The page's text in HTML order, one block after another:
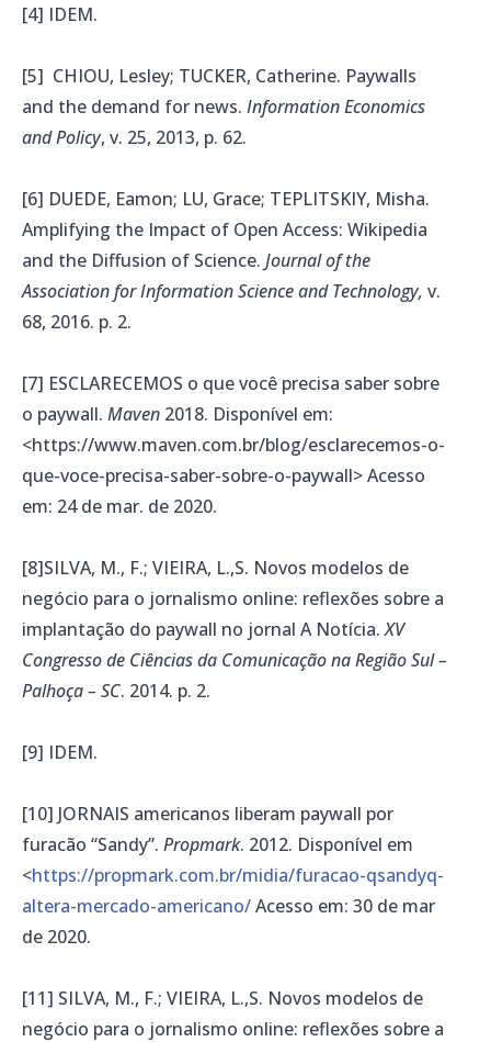
[4] IDEM.
[5] CHIOU, Lesley; TUCKER, Catherine. Paywalls
and the demand for news. Information Economics
and Policy, v. 25, 2013, p. 62.
[6] DUEDE, Eamon; LU, Grace; TEPLITSKIY, Misha.
Amplifying the Impact of Open Access: Wikipedia
and the Diffusion of Science. Journal of the
Association for Information Science and Technology, v.
68, 2016. p. 2.
[7] ESCLARECEMOS o que você precisa saber sobre
o paywall. Maven 2018. Disponível em:
<https://www.maven.com.br/blog/esclarecemos-o-
que-voce-precisa-saber-sobre-o-paywall> Acesso
em: 24 de mar. de 2020.
[8]SILVA, M., F.; VIEIRA, L.,S. Novos modelos de
negócio para o jornalismo online: reflexões sobre a
implantação do paywall no jornal A Notícia.XV
Congresso de Ciências da Comunicação na Região Sul –
Palhoça – SC. 2014. p. 2.
[9] IDEM.
[10] JORNAIS americanos liberam paywall por
furacão “Sandy”. Propmark. 2012. Disponível em
<https://propmark.com.br/midia/furacao-qsandyq-
altera-mercado-americano/Acesso em: 30 de mar
de 2020.
[11] SILVA, M., F.; VIEIRA, L.,S. Novos modelos de
negócio para o jornalismo online: reflexões sobre a